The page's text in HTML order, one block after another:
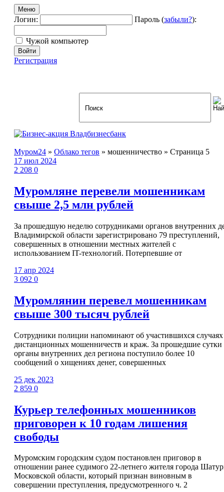
Меню
Логин: Пароль (забыли?):
Чужой компьютер
Войти
Регистрация
Муром24 » Облако тегов » мошенничество » Страница 5
17 июл 2024
2 208 0
Муромляне перевели мошенникам
свыше 2,5 млн рублей
За прошедшую неделю сотрудниками органов внутренних
Владимирской области зарегистрировано 79 преступлений,
совершенных в отношении местных жителей с
использованием IT-технологий. Потерпевшие от
17 апр 2024
3 092 0
Муромлянин перевел мошенникам
свыше 300 тысяч рублей
Сотрудники полиции напоминают об участившихся случаях
дистанционных мошенничеств и краж. За прошедшие сутки
органы внутренних дел региона поступило более 10
сообщений о хищениях денег, совершенных
25 дек 2023
2 859 0
Курьер телефонных мошенников
приговорен к 10 годам лишения
свободы
Муромским городским судом постановлен приговор в
отношении ранее судимого 22-летнего жителя города
Московской области, который признан виновным в
совершении преступления, предусмотренного ч. 2